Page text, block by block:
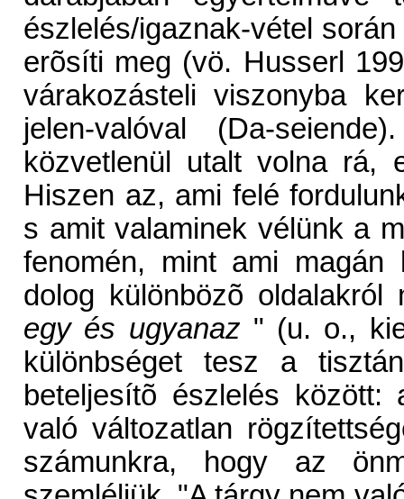
észlelés/igaznak-vétel
erõsíti meg (vö. Husserl
várakozásteli viszonyba
jelen-valóval (Da-
közvetlenül utalt volna rá,
Hiszen az, ami felé
s amit valaminek vélünk a
fenomén, mint ami magán
dolog különbözõ
egy és ugyanaz " (u. o.,
különbséget tesz a
beteljesítõ észlelés
való változatlan
számunkra, hogy az